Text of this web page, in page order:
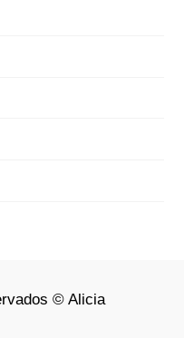
© Alicia